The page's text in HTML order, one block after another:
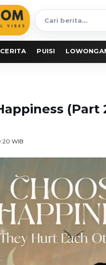
Cari
berita
CERITA PUISI
(Part
WIB